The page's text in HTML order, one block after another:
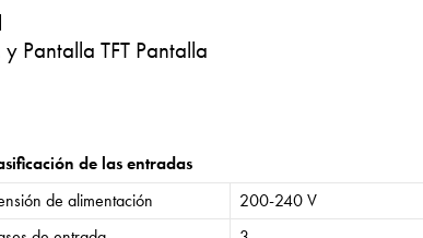
Pantalla TFT Pantalla
de las entradas
de alimentación
200-240 V